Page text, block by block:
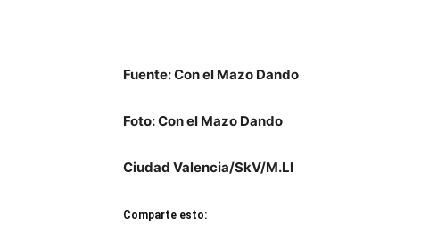
Fuente: Con el Mazo Dando
Foto: Con el Mazo Dando
Ciudad Valencia/SkV/M.Ll
Comparte esto: